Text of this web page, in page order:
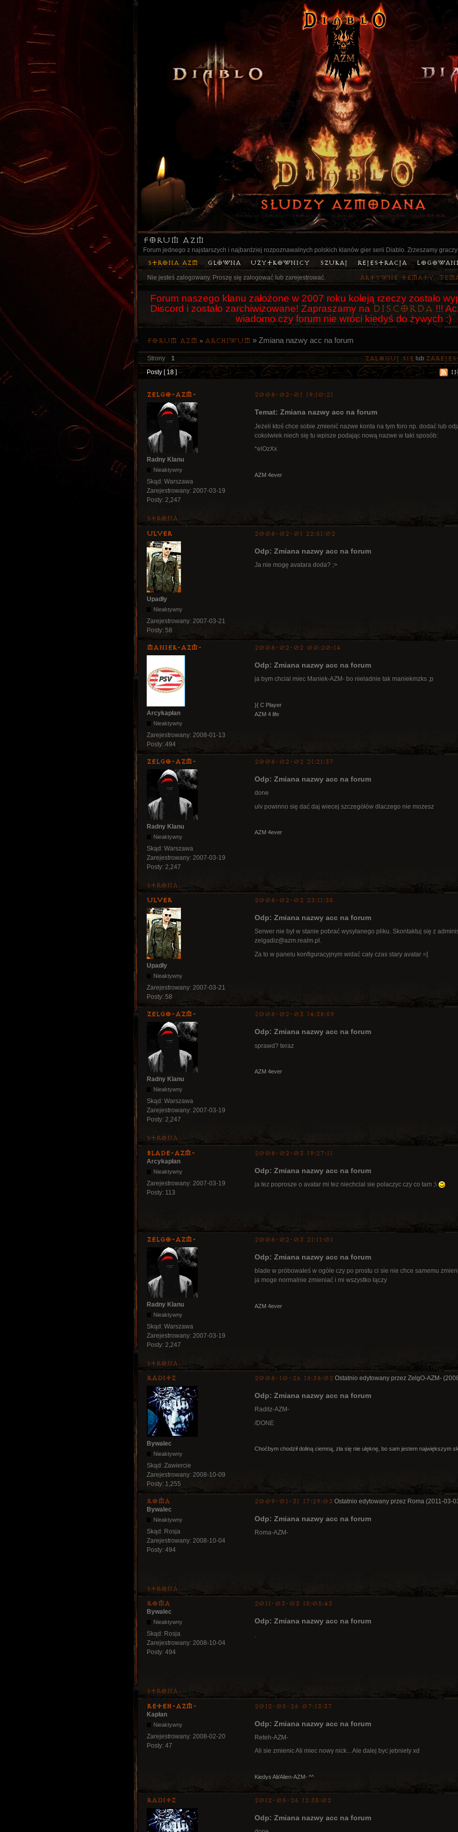
Forum AZM
Forum jednego z najstarszych i najbardziej rozpoznawalnych polskich klanów gier serii Diablo. Zrzeszamy
Strona AZM Główna Użytkownicy Szukaj Rejestracja
Nie jesteś zalogowany. Proszę się zalogować lub zarejestrować. Aktywne tematy
Forum naszego klanu założone w 2007 roku koleją rzeczy zostało
Discord i zostało zarchiwizowane! Zapraszamy na Discorda !!!
wiadomo czy forum nie wróci kiedyś do żywych :)
Forum AZM » Archiwum »Zmiana nazwy acc na forum
Strony 1 Zaloguj się lub
Posty [ 18 ]
ZelgO-AZM- 2008-02-01 19:10:21
Radny Klanu
Nieaktywny
Skąd: Warszawa
Zarejestrowany: 2007-03-19
Posty: 2,247
Temat: Zmiana nazwy acc na forum
Jeżeli ktoś chce sobie zmienić nazwe konta na tym foro np. dodać lub
cokolwiek niech się tu wpisze podając nową nazwe w taki sposób:
*elOzXx
AZM 4ever
Strona
Ulver 2008-02-01 22:51:02
Upadły
Nieaktywny
Zarejestrowany: 2007-03-21
Posty: 58
Odp: Zmiana nazwy acc na forum
Ja nie mogę avatara doda? ;>
Maniek-AZM- 2008-02-02 00:20:14
Arcykapłan
Nieaktywny
Zarejestrowany: 2008-01-13
Posty: 494
Odp: Zmiana nazwy acc na forum
ja bym chcial miec Maniek-AZM- bo nieladnie tak maniekmzks ;p
}{ C Player
AZM 4 life
ZelgO-AZM- 2008-02-02 21:21:37
Radny Klanu
Nieaktywny
Skąd: Warszawa
Zarejestrowany: 2007-03-19
Posty: 2,247
Odp: Zmiana nazwy acc na forum
done
ulv powinno się dać daj wiecej szczegółów dlaczego nie mozesz
AZM 4ever
Strona
Ulver 2008-02-02 23:11:35
Upadły
Nieaktywny
Zarejestrowany: 2007-03-21
Posty: 58
Odp: Zmiana nazwy acc na forum
Serwer nie był w stanie pobrać wysyłanego pliku. Skontaktuj się z
zelgadiz@azm.realm.pl.
Za to w panelu konfiguracyjnym widać cały czas stary avatar =]
ZelgO-AZM- 2008-02-03 14:38:59
Radny Klanu
Nieaktywny
Skąd: Warszawa
Zarejestrowany: 2007-03-19
Posty: 2,247
Odp: Zmiana nazwy acc na forum
sprawd? teraz
AZM 4ever
Strona
Blade-AZM- 2008-02-03 19:27:11
Arcykapłan
Nieaktywny
Zarejestrowany: 2007-03-19
Posty: 113
Odp: Zmiana nazwy acc na forum
ja tez poprosze o avatar mi tez niechcial sie polaczyc czy co tam ;\
ZelgO-AZM- 2008-02-03 21:11:01
Radny Klanu
Nieaktywny
Skąd: Warszawa
Zarejestrowany: 2007-03-19
Posty: 2,247
Odp: Zmiana nazwy acc na forum
blade w próbowałeś w ogóle czy po prostu ci sie nie chce samemu
ja moge normalnie zmieniać i mi wszystko łączy
AZM 4ever
Strona
Raditz 2008-10-26 18:38:02 Ostatnio edytowany przez ZelgO-AZM-
Bywalec
Nieaktywny
Skąd: Zawiercie
Zarejestrowany: 2008-10-09
Posty: 1,255
Odp: Zmiana nazwy acc na forum
Raditz-AZM-
/DONE
Choćbym chodził doliną ciemną, zła się nie ulęknę, bo sam jestem największym
Roma 2009-01-31 17:29:03 Ostatnio edytowany przez Roma (2011-03-
Bywalec
Nieaktywny
Skąd: Rosja
Zarejestrowany: 2008-10-04
Posty: 494
Odp: Zmiana nazwy acc na forum
Roma-AZM-
Strona
Roma 2011-03-03 15:05:43
Bywalec
Nieaktywny
Skąd: Rosja
Zarejestrowany: 2008-10-04
Posty: 494
Odp: Zmiana nazwy acc na forum
Strona
Reteh-AZM- 2012-05-26 07:13:37
Kapłan
Nieaktywny
Zarejestrowany: 2008-02-20
Posty: 47
Odp: Zmiana nazwy acc na forum
Reteh-AZM-
Ali sie zmienic Ali miec nowy nick... Ale dalej byc jebniety xd
Kiedys Ali/Alien-AZM- ^^
Raditz 2012-05-26 12:35:02
Odp: Zmiana nazwy acc na forum